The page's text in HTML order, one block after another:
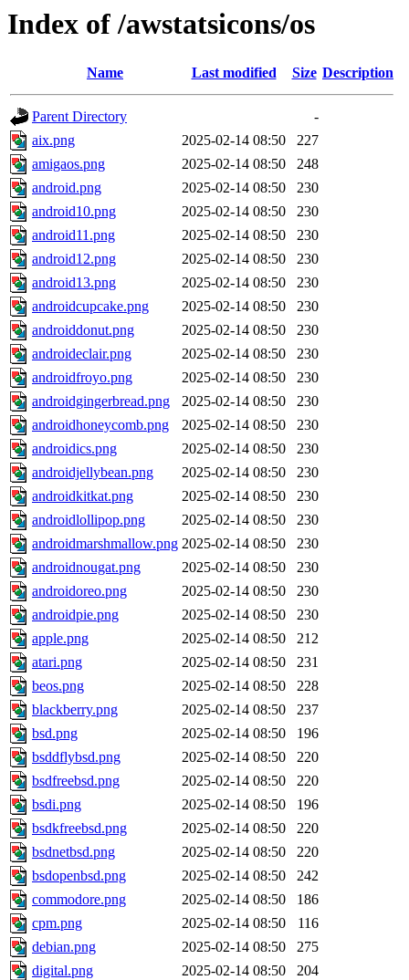
Index of /awstatsicons/os
Name Last modified Size Description
Parent Directory
-
aix.png
2025-02-14 08:50
227
amigaos.png
2025-02-14 08:50
248
android.png
2025-02-14 08:50
230
android10.png
2025-02-14 08:50
230
android11.png
2025-02-14 08:50
230
android12.png
2025-02-14 08:50
230
android13.png
2025-02-14 08:50
230
androidcupcake.png
2025-02-14 08:50
230
androiddonut.png
2025-02-14 08:50
230
androideclair.png
2025-02-14 08:50
230
androidfroyo.png
2025-02-14 08:50
230
androidgingerbread.png
2025-02-14 08:50
230
androidhoneycomb.png
2025-02-14 08:50
230
androidics.png
2025-02-14 08:50
230
androidjellybean.png
2025-02-14 08:50
230
androidkitkat.png
2025-02-14 08:50
230
androidlollipop.png
2025-02-14 08:50
230
androidmarshmallow.png 2025-02-14 08:50
230
androidnougat.png
2025-02-14 08:50
230
androidoreo.png
2025-02-14 08:50
230
androidpie.png
2025-02-14 08:50
230
apple.png
2025-02-14 08:50
212
atari.png
2025-02-14 08:50
231
beos.png
2025-02-14 08:50
228
blackberry.png
2025-02-14 08:50
237
bsd.png
2025-02-14 08:50
196
bsddflybsd.png
2025-02-14 08:50
220
bsdfreebsd.png
2025-02-14 08:50
220
bsdi.png
2025-02-14 08:50
196
bsdkfreebsd.png
2025-02-14 08:50
220
bsdnetbsd.png
2025-02-14 08:50
220
bsdopenbsd.png
2025-02-14 08:50
242
commodore.png
2025-02-14 08:50
186
cpm.png
2025-02-14 08:50
116
debian.png
2025-02-14 08:50
275
digital.png
2025-02-14 08:50
204